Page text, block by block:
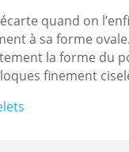
quand on
à sa forme
la forme du
finement